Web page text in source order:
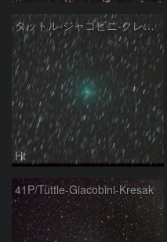
タットル-ジャコビニ-クレサーク彗星 (41P)
Ht
41P/Tuttle-Giacobini-Kresak